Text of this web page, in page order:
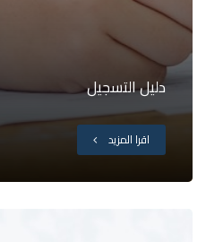
دليل التسجيل
اقرا المزيد